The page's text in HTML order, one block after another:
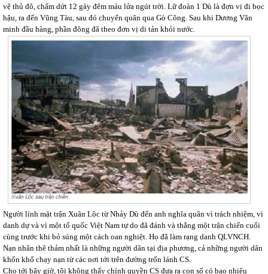
vệ thủ đô, chấm dứt 12 gày đêm máu lửa ngút trời. Lữ đoàn 1 Dù là đợn vị đi bọc
hậu, ra đến Vũng Tàu, sau đó chuyển quân qua Gò Công. Sau khi Dương Văn
minh đầu hàng, phần đông đã theo đơn vị di tản khỏi nước.
Người lính mặt trận Xuân Lộc từ Nhảy Dù đến anh nghĩa quân vì trách nhiệm, vì
danh dự và vì một tổ quốc Việt Nam tự do đã đánh và thắng một trận chiến cuối
cùng trước khi bỏ súng một cách oan nghiệt. Họ đã làm rạng danh QLVNCH.
Nạn nhân thê thảm nhất là những người dân tại địa phương, cả những người dân
khốn khổ chạy nạn từ các nơi tới trên đường trốn lánh CS.
Cho tới bây giờ, tôi không thấy chính quyền CS đưa ra con số có bao nhiêu